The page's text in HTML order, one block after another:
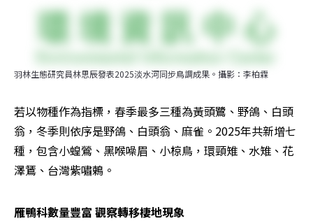
羽林生態研究員林思辰發表2025淡水河同步鳥調成果。攝影：李柏霖
若以物種作為指標，春季最多三種為黃頭鷺、野鴿、白頭
翁，冬季則依序是野鴿、白頭翁、麻雀。2025年共新增七
種，包含小蝗鶯、黑喉噪眉、小椋鳥，環頸雉、水雉、花
澤鵟、台灣紫嘯鶇。
雁鴨科數量豐富 觀察轉移棲地現象